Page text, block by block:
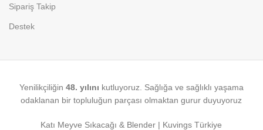
Sipariş Takip
Destek
Yenilikçiliğin 48. yılını kutluyoruz. Sağlığa ve sağlıklı yaşama
odaklanan bir topluluğun parçası olmaktan gurur duyuyoruz
Katı Meyve Sıkacağı & Blender | Kuvings Türkiye